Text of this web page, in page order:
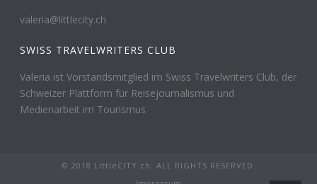
valeria@littlecity.ch
SWISS TRAVELWRITERS CLUB
Valeria ist Vorstandsmitglied im Swiss Travelwriters Club, der
Schweizer Plattform für Reisejournalismus und
Medienarbeit im Tourismus
© 2018 LittleCITY.ch. ALL RIGHTS RESERVED.